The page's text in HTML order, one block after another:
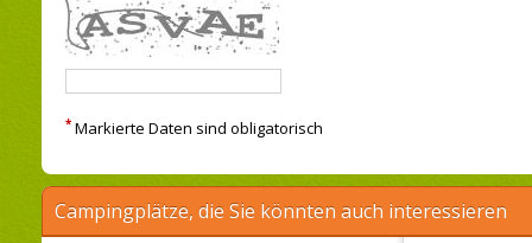
* Markierte Daten sind obligatorisch
Campingplätze, die Sie könnten auch interessieren